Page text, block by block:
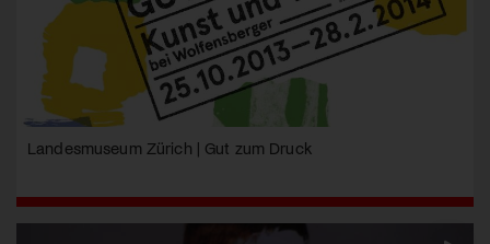
Landesmuseum Zürich | Gut zum Druck